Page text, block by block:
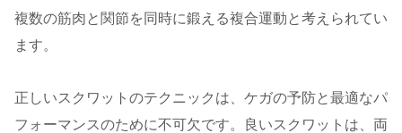
複数の筋肉と関節を同時に鍛える複合運動と考えられてい
ます。
正しいスクワットのテクニックは、ケガの予防と最適なパ
フォーマンスのために不可欠です。良いスクワットは、両